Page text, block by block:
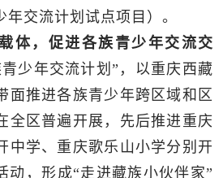
交流计划试点项目）。
体，促进各族青少年交流交
少年交流计划”，以重庆西藏
面推进各族青少年跨区域和区
全区普遍开展，先后推进重庆
中学、重庆歌乐山小学分别开
动，形成“走进藏族小伙伴家”